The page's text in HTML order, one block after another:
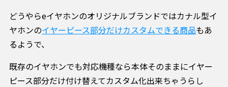
どうやらeイヤホンのオリジナルブランドではカナル型イ
ヤホンのイヤーピース部分だけカスタムできる商品もあ
るようで、
既存のイヤホンでも対応機種なら本体そのままにイヤー
ピース部分だけ付け替えてカスタム化出来ちゃうらし